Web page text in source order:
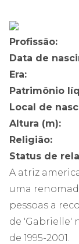
Profissão:
Data de
Era:
Patrimônio
Local de
Altura (m):
Religião:
Status de
A atriz
uma
pessoas a
de 'Gabrielle'
de 1995-2001.